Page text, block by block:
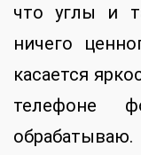
что углы и
ничего
касается
телефоне